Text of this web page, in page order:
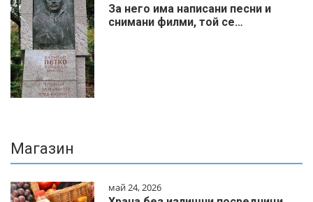
За него има написани песни и
снимани филми, той се…
Магазин
май 24, 2026